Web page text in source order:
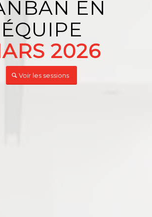
EN
ÉQUIPE
2026
Voir les sessions